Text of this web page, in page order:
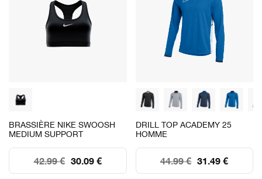
BRASSIÈRE NIKE SWOOSH
MEDIUM SUPPORT
30.09 €
42.99 €
DRILL TOP ACADEMY 25
HOMME
31.49 €
44.99 €